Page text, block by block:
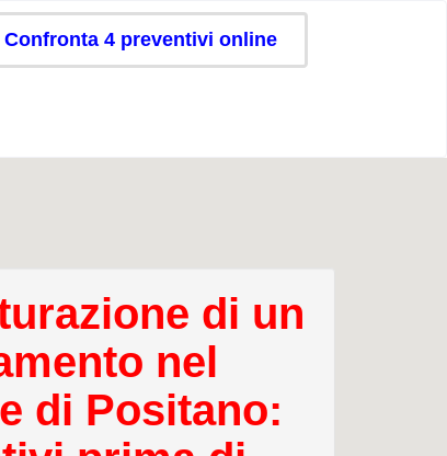
Confronta 4 preventivi online
di un
nel
di Positano: